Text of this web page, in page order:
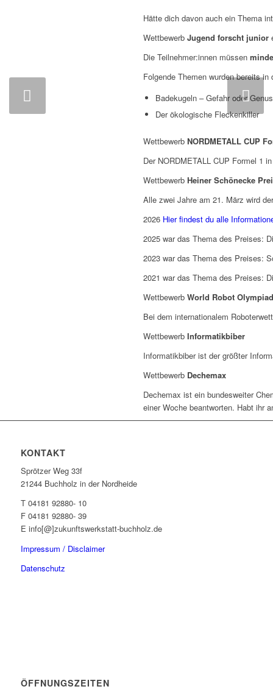
Weiter
Hätte dich davon auch ein Thema
Wettbewerb Jugend forscht junior
Die Teilnehmer:innen müssen
Folgende Themen wurden bereits
Badekugeln – Gefahr oder
Der ökologische Fleckenkiller
Wettbewerb NORDMETALL CUP
Der NORDMETALL CUP Formel 1
Wettbewerb Heiner Schönecke
Alle zwei Jahre am 21. März wird
2026 Hier findest du alle
2025 war das Thema des Preises:
2023 war das Thema des Preises:
2021 war das Thema des Preises:
WettbewerbWorld Robot
Bei dem internationalem
WettbewerbInformatikbiber
Informatikbiber ist der größter
Wettbewerb Dechemax
Dechemax ist ein bundesweiter
einer Woche beantworten. Habt ihr
KONTAKT
Sprötzer Weg 33f
21244 Buchholz in der Nordheide
T 04181 92880- 10
F 04181 92880- 39
E info[@]zukunftswerkstatt-buchholz.de
Impressum / Disclaimer
Datenschutz
ÖFFNUNGSZEITEN